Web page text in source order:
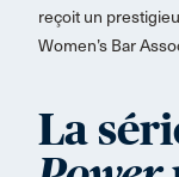
reçoit un
Women’s Bar
La